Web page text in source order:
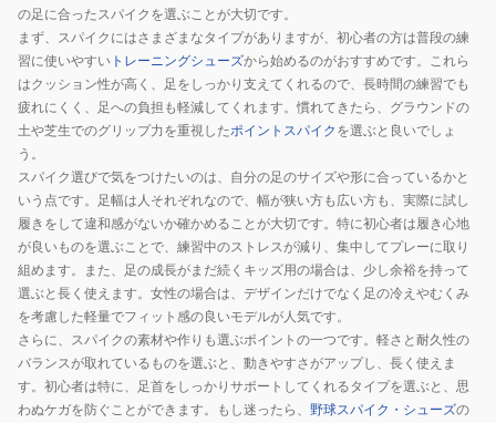
の足に合ったスパイクを選ぶことが大切です。
まず、スパイクにはさまざまなタイプがありますが、初心者の方は普段の練
習に使いやすい トレーニングシューズから始めるのがおすすめです。これら
はクッション性が高く、足をしっかり支えてくれるので、長時間の練習でも
疲れにくく、足への負担も軽減してくれます。慣れてきたら、グラウンドの
土や芝生でのグリップ力を重視したポイントスパイク を選ぶと良いでしょ
う。
スパイク選びで気をつけたいのは、自分の足のサイズや形に合っているかと
いう点です。足幅は人それぞれなので、幅が狭い方も広い方も、実際に試し
履きをして違和感がないか確かめることが大切です。特に初心者は履き心地
が良いものを選ぶことで、練習中のストレスが減り、集中してプレーに取り
組めます。また、足の成長がまだ続くキッズ用の場合は、少し余裕を持って
選ぶと長く使えます。女性の場合は、デザインだけでなく足の冷えやむくみ
を考慮した軽量でフィット感の良いモデルが人気です。
さらに、スパイクの素材や作りも選ぶポイントの一つです。軽さと耐久性の
バランスが取れているものを選ぶと、動きやすさがアップし、長く使えま
す。初心者は特に、足首をしっかりサポートしてくれるタイプを選ぶと、思
わぬケガを防ぐことができます。もし迷ったら、 野球スパイク・シューズの